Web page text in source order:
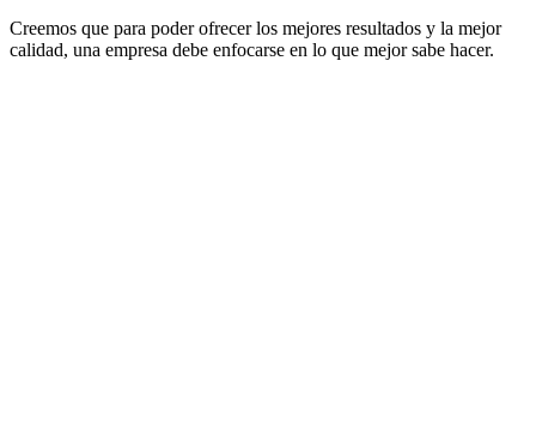
Creemos que para poder ofrecer los mejores resultados y la mejor
calidad, una empresa debe enfocarse en lo que mejor sabe hacer.